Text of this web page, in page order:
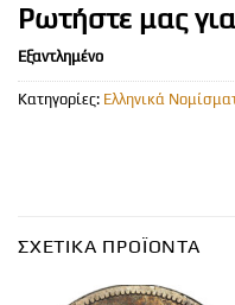
Ρωτήστε μας
Εξαντλημένο
Κατηγορίες: Ελληνικά
ΣΧΕΤΙΚΆ ΠΡΟΪΌΝΤΑ